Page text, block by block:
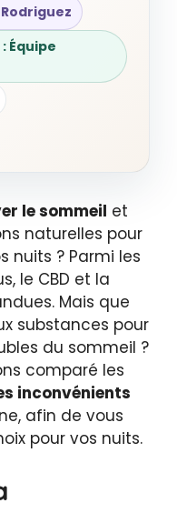
Équipe
le sommeil et
naturelles pour
nuits ? Parmi les
le CBD et la
Mais que
substances pour
du sommeil ?
comparé les
inconvénients
afin de vous
pour vos nuits.